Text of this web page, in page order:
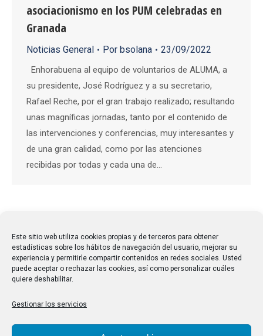
Este sitio web utiliza cookies propias y de terceros para obtener
estadísticas sobre los hábitos de navegación del usuario, mejorar su
experiencia y permitirle compartir contenidos en redes sociales. Usted
puede aceptar o rechazar las cookies, así como personalizar cuáles
quiere deshabilitar.
Gestionar los servicios
asociacionismo en los PUM celebradas en
Granada
Noticias General Por bsolana 23/09/2022
Enhorabuena al equipo de voluntarios de ALUMA, a
su presidente, José Rodríguez y a su secretario,
Rafael Reche, por el gran trabajo realizado; resultando
unas magníficas jornadas, tanto por el contenido de
las intervenciones y conferencias, muy interesantes y
de una gran calidad, como por las atenciones
recibidas por todas y cada una de…